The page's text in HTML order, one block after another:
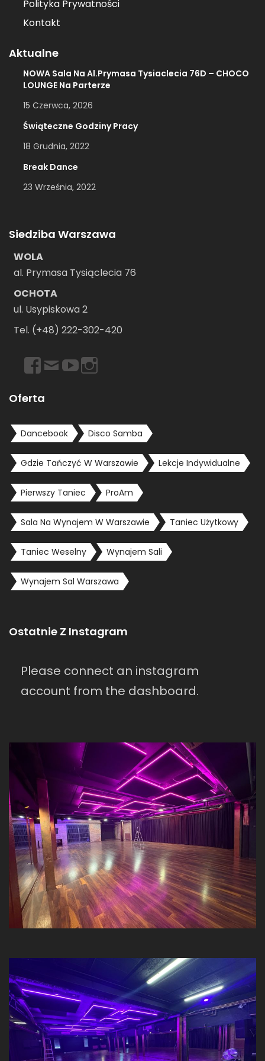
Polityka Prywatności
Kontakt
Aktualne
NOWA Sala Na Al.Prymasa Tysiaclecia 76D – CHOCO
LOUNGE Na Parterze
15 Czerwca, 2026
Świąteczne Godziny Pracy
18 Grudnia, 2022
Break Dance
23 Września, 2022
Siedziba Warszawa
WOLA
al. Prymasa Tysiąclecia 76
OCHOTA
ul. Usypiskowa 2
Tel. (+48) 222-302-420
https://www.facebook.com/dancebookwarszawa
Emailhttps://www.youtube.com/user/dancebookpl
Oferta
Dancebook Disco Samba
Gdzie Tańczyć W Warszawie Lekcje Indywidualne
Pierwszy Taniec ProAm
Sala Na Wynajem W Warszawie Taniec Użytkowy
Taniec Weselny Wynajem Sali
Wynajem Sal Warszawa
Ostatnie Z Instagram
Please connect an instagram
account from the dashboard.